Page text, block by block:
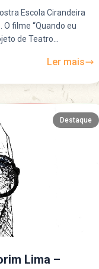
Escola Cirandeira
filme “Quando eu
de Teatro...
Ler mais
Destaque
Lima –